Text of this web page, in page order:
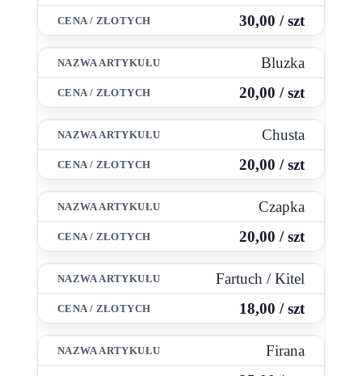
30,00 / szt
Bluzka
20,00 / szt
Chusta
20,00 / szt
Czapka
20,00 / szt
Fartuch / Kitel
18,00 / szt
Firana